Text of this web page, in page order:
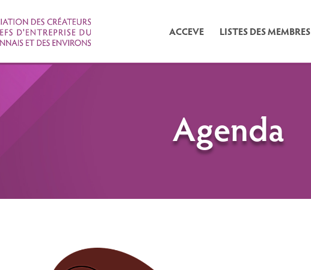
ACCEVE LISTES DES MEMBRES
Agenda